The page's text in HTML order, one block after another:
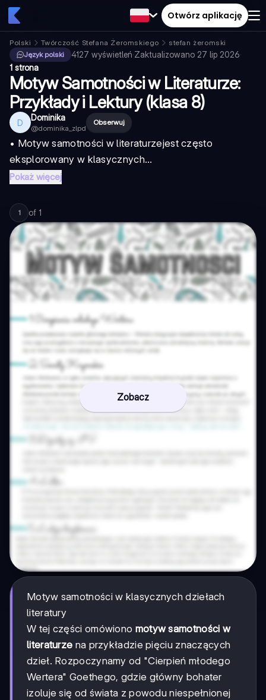
Otwórz aplikację
Polski Twórczość Stefana Żeromskiego
stefan żeromski
Język polski
4127 wyświetleń·Zaktualizowano 27 lip 2026·
1 strona
Motyw Samotności w Literaturze:
Przykłady i Lektury (klasa 8)
D Dominika
@dominika_zlpd
Obserwuj
• Motyw samotności w literaturzejest często
eksplorowany w klasycznych...
Pokaż więcej
1 of 1
Zobacz
Motyw samotności w klasycznych dziełach
literatury
W tej części omówiono motyw samotności w
literaturze na przykładzie pięciu znaczących
dzieł. Rozpoczynamy od "Cierpień młodego
Wertera" Goethego, gdzie główny bohater
izoluje się od świata z powodu niespełnionej